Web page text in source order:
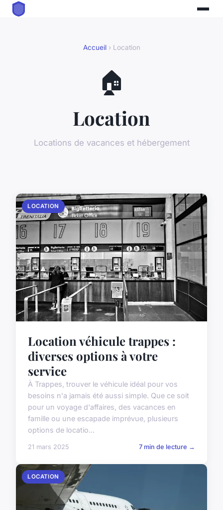
Accueil› Location
🏠
Location
Locations de vacances et hébergement
LOCATION
Location véhicule trappes :
diverses options à votre
service
À Trappes, trouver le véhicule idéal pour vos
besoins n'a jamais été aussi simple. Que ce soit
pour un voyage d'affaires, des vacances en
famille ou une escapade imprévue, plusieurs
options de locatio...
21 mars 2025 7 min de lecture →
LOCATION